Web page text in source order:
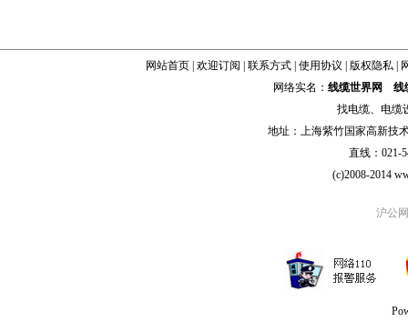
网站首页| 欢迎订阅 联系方式| 使用协议 版权隐私|
网络实名： 线缆世界网
线
找电缆、 电缆
地址：上海紫竹国家高新技
直线：021-
(c)2008-2014
沪公